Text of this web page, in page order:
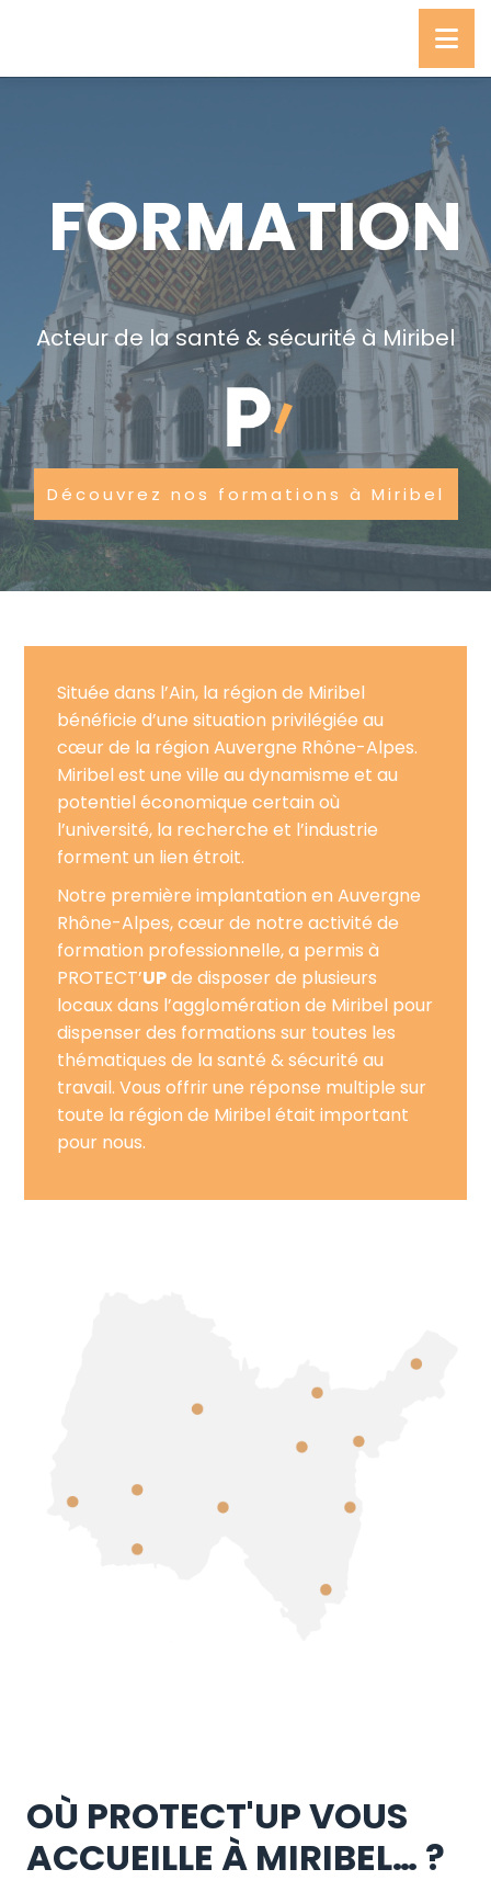
FORMATION
Acteur de la santé & sécurité à Miribel
Découvrez nos formations à Miribel
Située dans l’Ain, la région de Miribel
bénéficie d’une situation privilégiée au
cœur de la région Auvergne Rhône-Alpes.
Miribel est une ville au dynamisme et au
potentiel économique certain où
l’université, la recherche et l’industrie
forment un lien étroit.
Notre première implantation en Auvergne
Rhône-Alpes, cœur de notre activité de
formation professionnelle, a permis à
PROTECT’UPde disposer de plusieurs
locaux dans l’agglomération de Miribel pour
dispenser des formations sur toutes les
thématiques de la santé & sécurité au
travail. Vous offrir une réponse multiple sur
toute la région de Miribel était important
pour nous.
OÙ PROTECT'UP VOUS
ACCUEILLE À MIRIBEL… ?